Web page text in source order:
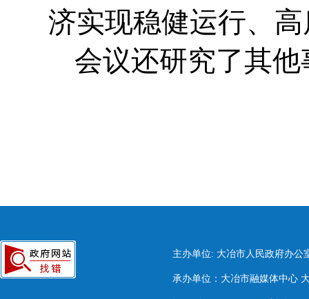
济实现稳健运行、
会议还研究了其
主办单位: 大冶市人民政府办公
承办单位：大冶市融媒体中心